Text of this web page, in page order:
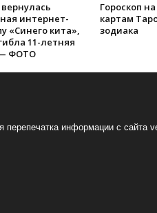
интернет-
«Синего кита»,
11-летняя
ФОТО
Гороскоп на
картам
зодиака
перепечатка информации с сайта